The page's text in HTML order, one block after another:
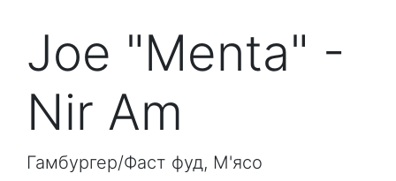
Joe "Menta" -
Nir Am
Гамбургер/Фаст фуд, М'ясо